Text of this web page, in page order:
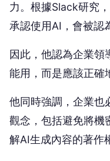
力。根據Slack研究
承認使用AI，會被認
因此，他認為企業領
能用，而是應該正確
他同時強調，企業也
觀念，包括避免將機
解AI生成內容的著作